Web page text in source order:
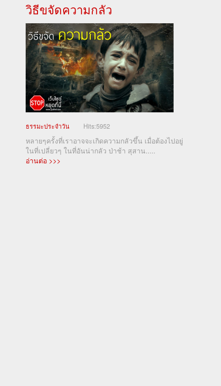
วิธีขจัดความกลัว
ธรรมะประจำวัน Hits:5952
หลายๆครั้งที่เราอาจจะเกิดความกลัวขึ้น เมื่อต้องไปอยู่
ในที่เปลี่ยวๆ ในที่อันน่ากลัว ป่าช้า สุสาน.....
อ่านต่อ >>>